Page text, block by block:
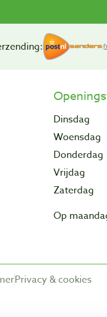
Dinsdag
Woensdag
Donderdag
Vrijdag
Zaterdag
Op
Privacy & cookies